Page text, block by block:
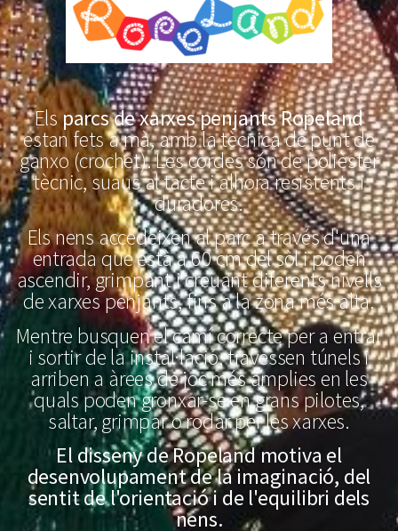
Elsparcs de xarxes penjants Ropeland
estan fets a mà, amb la tècnica de punt de
ganxo (crochet). Les cordes són de polièster
tècnic, suaus al tacte i alhora resistents i
duradores.
Els nens accedeixen al parc a través d'una
entrada que està a 60 cm del sòl i poden
ascendir, grimpant i creuant diferents nivells
de xarxes penjants, fins a la zona més alta.
Mentre busquen el camí correcte per a entrar
i sortir de la instal·lació, travessen túnels i
arriben a àrees de joc més àmplies en les
quals poden gronxar-se en grans pilotes,
saltar, grimpar o rodar per les xarxes.
El disseny de Ropeland motiva el
desenvolupament de la imaginació, del
sentit de l'orientació i de l'equilibri dels
nens.